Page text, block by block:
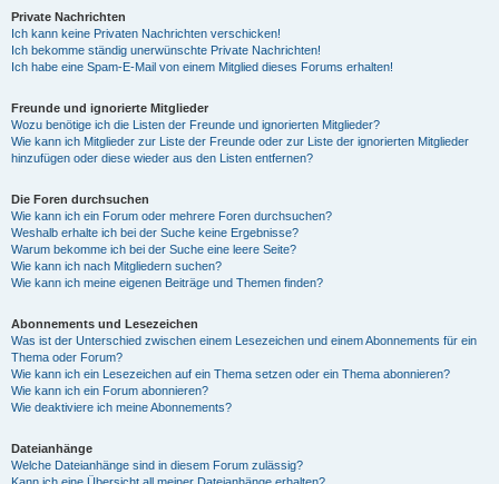
Private Nachrichten
Ich kann keine Privaten Nachrichten verschicken!
Ich bekomme ständig unerwünschte Private Nachrichten!
Ich habe eine Spam-E-Mail von einem Mitglied dieses Forums erhalten!
Freunde und ignorierte Mitglieder
Wozu benötige ich die Listen der Freunde und ignorierten Mitglieder?
Wie kann ich Mitglieder zur Liste der Freunde oder zur Liste der ignorierten Mitglieder
hinzufügen oder diese wieder aus den Listen entfernen?
Die Foren durchsuchen
Wie kann ich ein Forum oder mehrere Foren durchsuchen?
Weshalb erhalte ich bei der Suche keine Ergebnisse?
Warum bekomme ich bei der Suche eine leere Seite?
Wie kann ich nach Mitgliedern suchen?
Wie kann ich meine eigenen Beiträge und Themen finden?
Abonnements und Lesezeichen
Was ist der Unterschied zwischen einem Lesezeichen und einem Abonnements für ein
Thema oder Forum?
Wie kann ich ein Lesezeichen auf ein Thema setzen oder ein Thema abonnieren?
Wie kann ich ein Forum abonnieren?
Wie deaktiviere ich meine Abonnements?
Dateianhänge
Welche Dateianhänge sind in diesem Forum zulässig?